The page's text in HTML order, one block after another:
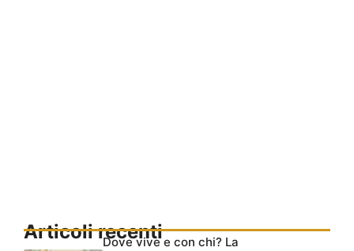
Articoli recentiDove vive e con chi? La